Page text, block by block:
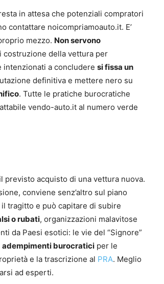
in attesa che potenziali compratori
contattare noicompriamoauto.it. E’
mezzo. Non servono
costruzione della vettura per
intenzionati a concludere si fissa un
definitiva e mettere nero su
. Tutte le pratiche burocratiche
vendo-auto.it al numero verde
previsto acquisto di una vettura nuova.
conviene senz’altro sul piano
tragitto e può capitare di subire
o rubati, organizzazioni malavitose
da Paesi esotici: le vie del “Signore”
adempimenti burocratici per le
e la trascrizione al PRA. Meglio
ad esperti.